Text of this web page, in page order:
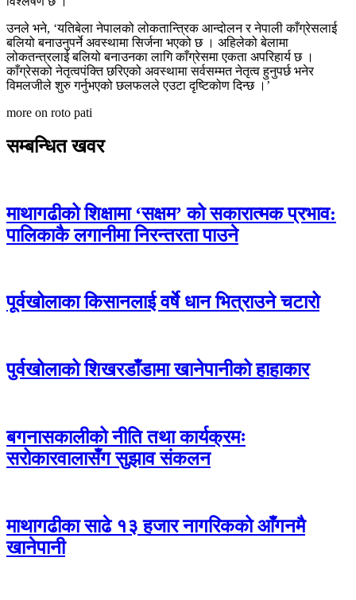
उनले भने, ‘यतिबेला नेपालको लोकतान्त्रिक आन्दोलन र नेपाली काँग्रेसलाई
बलियो बनाउनुपर्ने अवस्थामा सिर्जना भएको छ । अहिलेको बेलामा
लोकतन्त्रलाई बलियो बनाउनका लागि काँग्रेसमा एकता अपरिहार्य छ ।
काँग्रेसको नेतृत्वपंक्ति छरिएको अवस्थामा सर्वसम्मत नेतृत्व हुनुपर्छ भनेर
विमलजीले शुरु गर्नुभएको छलफलले एउटा दृष्टिकोण दिन्छ ।’
more on roto pati
सम्बन्धित खवर
माथागढीको शिक्षामा ‘सक्षम’ को सकारात्मक प्रभाव:
पालिकाकै लगानीमा निरन्तरता पाउने
पूर्वखोलाका किसानलाई वर्षे धान भित्राउने चटारो
पुर्वखोलाको शिखरडाँडामा खानेपानीको हाहाकार
बगनासकालीको नीति तथा कार्यक्रमः
सरोकारवालासँग सुझाव संकलन
माथागढीका साढे १३ हजार नागरिकको आँगनमै
खानेपानी